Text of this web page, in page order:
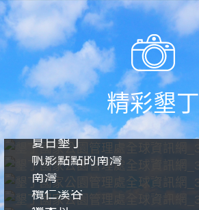
精彩墾丁
夏日墾丁
帆影點點的南灣
南灣
欖仁溪谷